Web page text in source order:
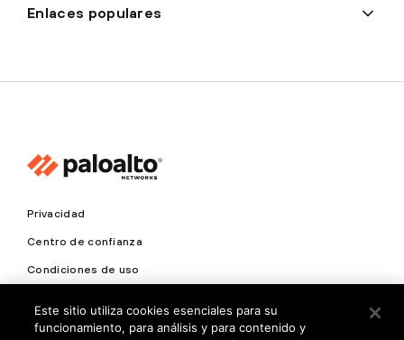
Enlaces populares
Privacidad
Centro de confianza
Condiciones de uso
Este sitio utiliza cookies esenciales para su
funcionamiento, para análisis y para contenido y